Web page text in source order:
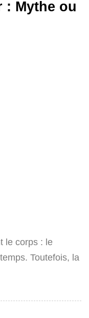
Mythe ou
le corps : le
Toutefois, la